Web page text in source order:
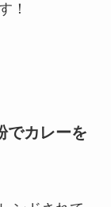
！
でカレーを